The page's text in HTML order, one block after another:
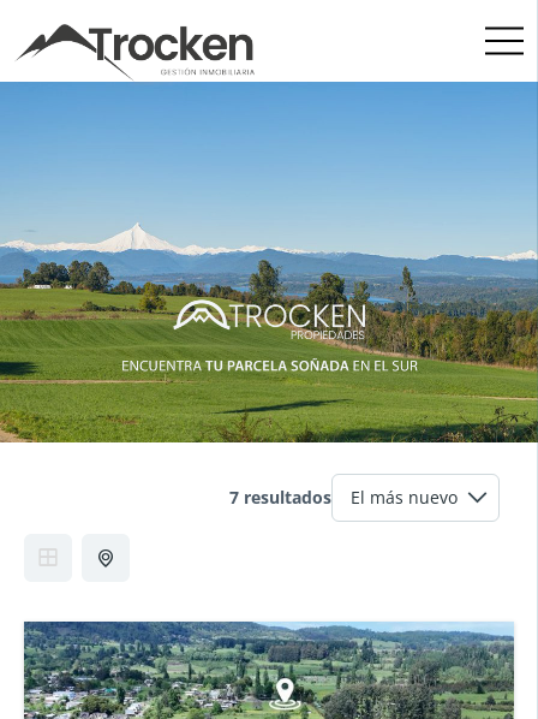
content
7 resultados